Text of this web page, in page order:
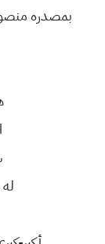
بمصدره